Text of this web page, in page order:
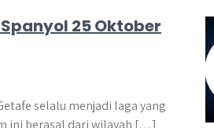
25 Oktober
selalu menjadi laga yang
ini berasal dari wilayah […]